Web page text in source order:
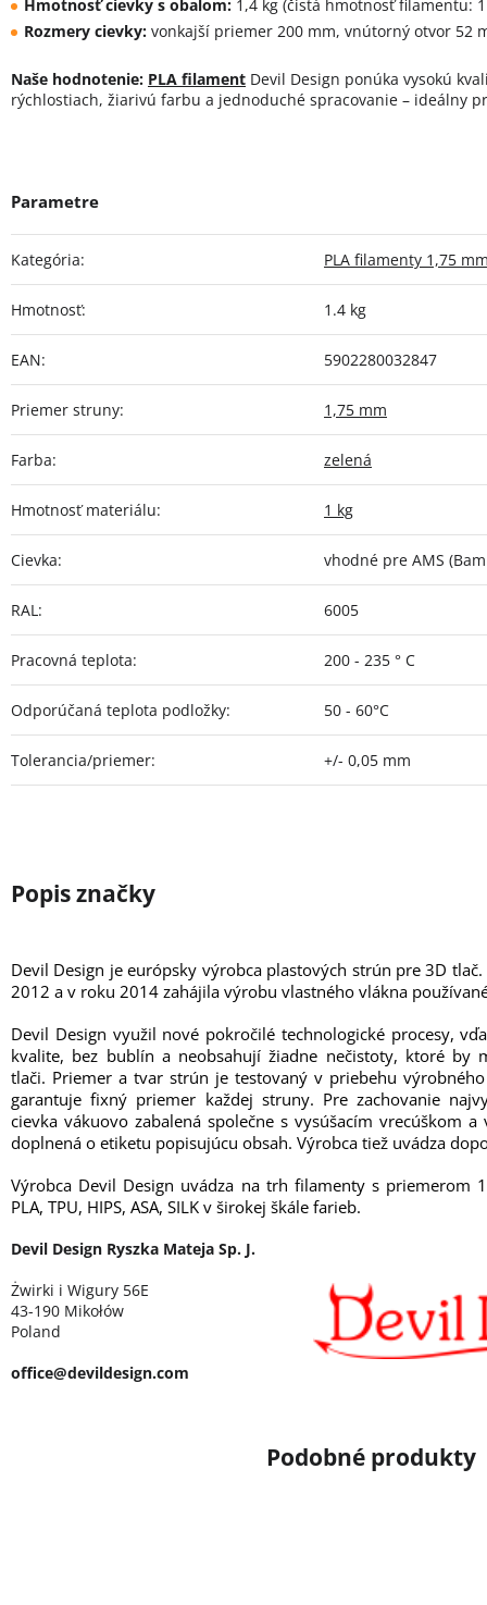
Hmotnosť cievky s obalom: 1,4 kg (čistá hmotnosť filamentu:
Rozmery cievky: vonkajší priemer 200 mm, vnútorný otvor 52
Naše hodnotenie: PLA filament Devil Design ponúka vysokú
rýchlostiach, žiarivú farbu a jednoduché spracovanie – ideálny
Kategória: PLA filamenty 1,75
Hmotnosť: 1.4 kg
EAN: 5902280032847
Priemer struny: 1,75 mm
Farba: zelená
Hmotnosť materiálu: 1 kg
Cievka: vhodné pre AMS
RAL: 6005
Pracovná teplota: 200 - 235 ° C
Odporúčaná teplota podložky: 50 - 60°C
Tolerancia/priemer: +/- 0,05 mm
Devil Design je európsky výrobca plastových strún pre 3D
2012 a v roku 2014 zahájila výrobu vlastného vlákna
Devil Design využil nové pokročilé technologické procesy,
kvalite, bez bublín a neobsahují žiadne nečistoty, ktoré by
tlači. Priemer a tvar strún je testovaný v priebehu
garantuje fixný priemer každej struny. Pre zachovanie
cievka vákuovo zabalená společne s vysúšacím vrecúškom
doplnená o etiketu popisujúcu obsah. Výrobca tiež uvádza
Výrobca Devil Design uvádza na trh filamenty s priemerom
PLA, TPU, HIPS, ASA, SILK v širokej škále farieb.
Devil Design Ryszka Mateja Sp. J.
Żwirki i Wigury 56E
43-190 Mikołów
Poland
office@devildesign.com